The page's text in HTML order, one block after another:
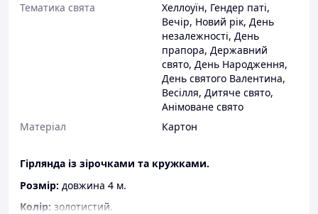
Тематика свята
Хеллоуїн, Гендер паті,
Вечір, Новий рік, День
незалежності, День
прапора, Державний
свято, День Народження,
День святого Валентина,
Весілля, Дитяче свято,
Анімоване свято
Матеріал
Картон
Гірлянда із зірочками та кружками.
Розмір: довжина 4 м.
Колір: золотистий.